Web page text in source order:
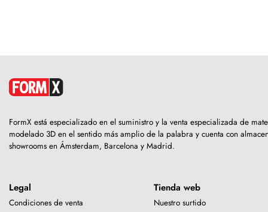
FormX está especializado en el suministro y la venta especializada de
modelado 3D en el sentido más amplio de la palabra y cuenta con
showrooms en Ámsterdam, Barcelona y Madrid.
Legal
Condiciones de venta
Tienda web
Nuestro surtido